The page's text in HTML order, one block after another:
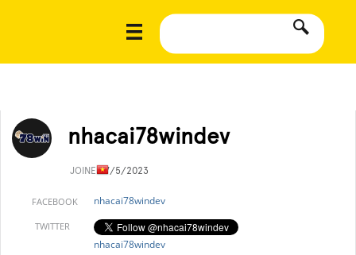
nhacai78windev
JOINED7/5/2023
FACEBOOK nhacai78windev
TWITTER
nhacai78windev